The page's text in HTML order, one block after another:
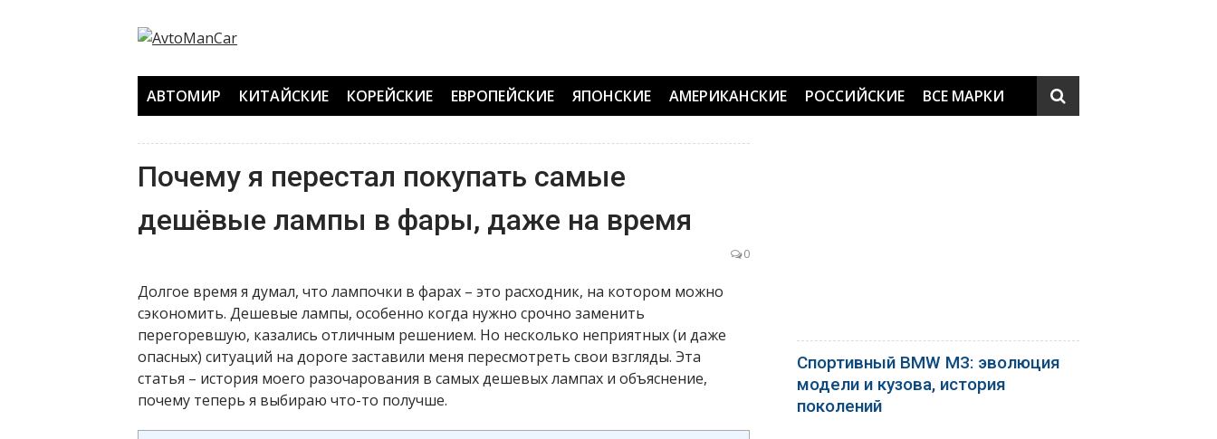
АВТОМИР КИТАЙСКИЕ КОРЕЙСКИЕ ЕВРОПЕЙСКИЕ ЯПОНСКИЕ АМЕРИКАНСКИЕ РОССИЙСКИЕ ВСЕ МАРКИ
Почему я перестал покупать самые
дешёвые лампы в фары, даже на время
0
Долгое время я думал, что лампочки в фарах – это расходник, на котором можно
сэкономить. Дешевые лампы, особенно когда нужно срочно заменить
перегоревшую, казались отличным решением. Но несколько неприятных (и даже
опасных) ситуаций на дороге заставили меня пересмотреть свои взгляды. Эта
статья – история моего разочарования в самых дешевых лампах и объяснение,
почему теперь я выбираю что-то получше.
Спортивный BMW M3: эволюция
модели и кузова, история
поколений